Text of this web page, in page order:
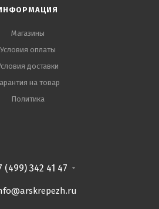
Магазины
Условия оплаты
доставки
на товар
Политика
(499) 342 41 47